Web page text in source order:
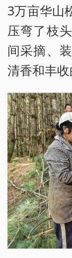
3万亩华山
压弯了枝
间采摘、
清香和丰收